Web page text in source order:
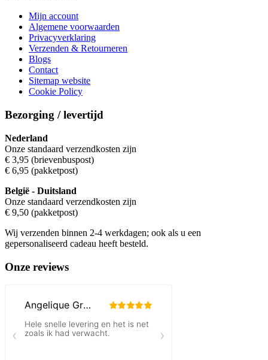
Mijn account
Algemene voorwaarden
Privacyverklaring
Verzenden & Retourneren
Blogs
Contact
Sitemap website
Cookie Policy
Bezorging / levertijd
Nederland
Onze standaard verzendkosten zijn
€ 3,95 (brievenbuspost)
€ 6,95 (pakketpost)
België - Duitsland
Onze standaard verzendkosten zijn
€ 9,50 (pakketpost)
Wij verzenden binnen 2-4 werkdagen; ook als u een
gepersonaliseerd cadeau heeft besteld.
Onze reviews